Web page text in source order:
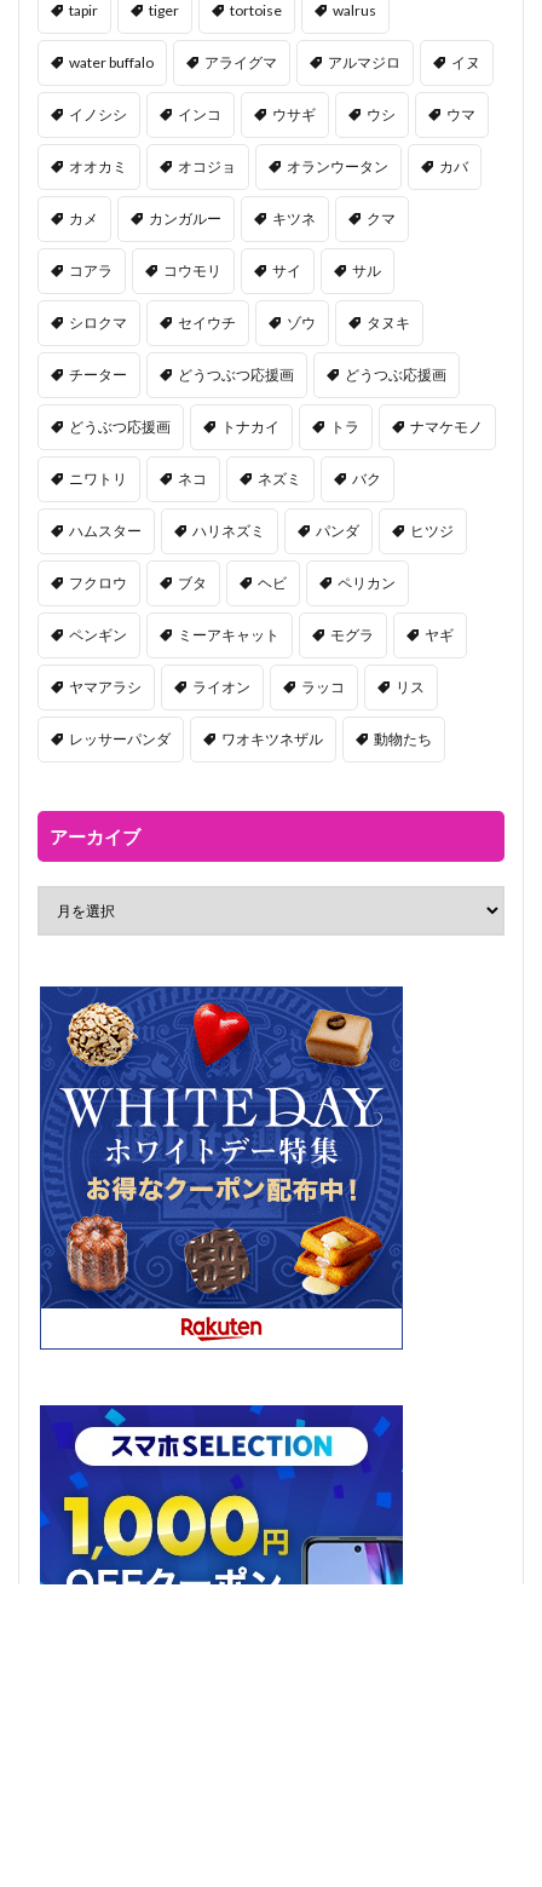
tapir tiger tortoise walrus
water buffalo アライグマ アルマジロ イヌ
イノシシ インコ ウサギ ウシ ウマ
オオカミ オコジョ オランウータン カバ
カメ カンガルー キツネ クマ
コアラ コウモリ サイ サル
シロクマ セイウチ ゾウ タヌキ
チーター どうつぶつ応援画 どうつぶ応援画
どうぶつ応援画 トナカイ トラ ナマケモノ
ニワトリ ネコ ネズミ バク
ハムスター ハリネズミ パンダ ヒツジ
フクロウ ブタ ヘビ ペリカン
ペンギン ミーアキャット モグラ ヤギ
ヤマアラシ ライオン ラッコ リス
レッサーパンダ ワオキツネザル 動物たち
アーカイブ